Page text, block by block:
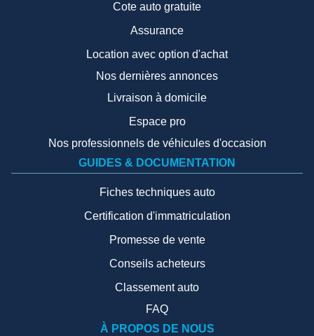
Cote auto gratuite
Assurance
Location avec option d'achat
Nos dernières annonces
Livraison à domicile
Espace pro
Nos professionnels de véhicules d'occasion
GUIDES & DOCUMENTATION
Fiches techniques auto
Certification d'immatriculation
Promesse de vente
Conseils acheteurs
Classement auto
FAQ
À PROPOS DE NOUS